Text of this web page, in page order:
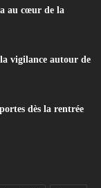
au cœur de la
vigilance autour de
dès la rentrée